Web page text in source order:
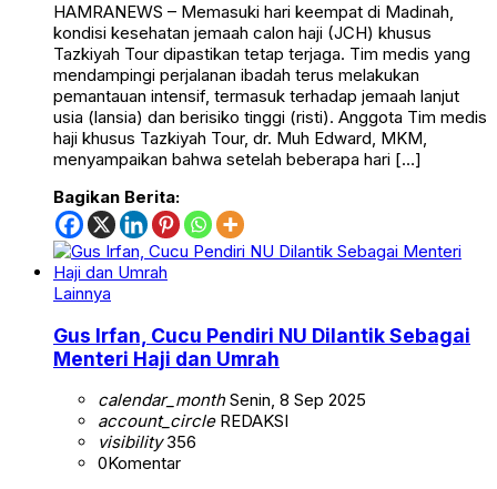
HAMRANEWS – Memasuki hari keempat di Madinah,
kondisi kesehatan jemaah calon haji (JCH) khusus
Tazkiyah Tour dipastikan tetap terjaga. Tim medis yang
mendampingi perjalanan ibadah terus melakukan
pemantauan intensif, termasuk terhadap jemaah lanjut
usia (lansia) dan berisiko tinggi (risti). Anggota Tim medis
haji khusus Tazkiyah Tour, dr. Muh Edward, MKM,
menyampaikan bahwa setelah beberapa hari […]
Bagikan Berita:
Lainnya
Gus Irfan, Cucu Pendiri NU Dilantik Sebagai
Menteri Haji dan Umrah
calendar_monthSenin, 8 Sep 2025
account_circleREDAKSI
visibility356
0Komentar